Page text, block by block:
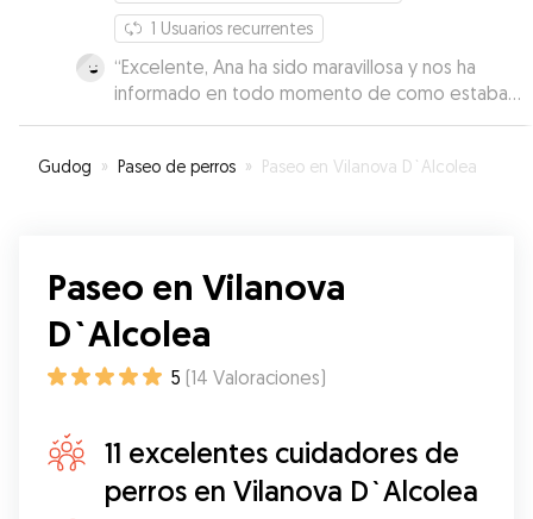
1 Usuarios recurrentes
“Excelente, Ana ha sido maravillosa y nos ha
informado en todo momento de como estaba
chica!”
Gudog » Paseo de perros » Paseo en Vilanova D`Alcolea
Paseo en Vilanova
D`Alcolea
5 (14 Valoraciones)
11 excelentes cuidadores de
perros en Vilanova D`Alcolea